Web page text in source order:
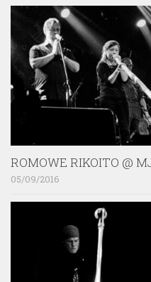
ROMOWE RIKOITO @
05/09/2016